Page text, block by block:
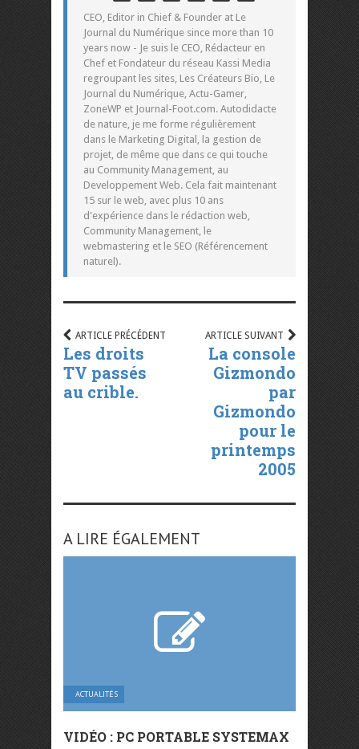
CEO, Editor in Chief & Founder at Le
Journal du Numérique since more than 10
years now - Je suis le CEO, Rédacteur en
Chef et Fondateur du réseau Kassi Media
regroupant les sites, Les Créateurs Bio, Le
Journal du Numérique, Actu-Gamer,
ZoneWP et Journal-Foot.com. Autodidacte
de nature, je me forme régulièrement
dans le Marketing Digital, la gestion de
projet, de même que dans ce qui touche
au Community Management, au
Developpement Web. Cela fait maintenant
15 sur le web, avec plus 10 ans
d'expérience dans le rédaction web,
Community Management, le
webmastering et le SEO (Référencement
naturel).
ARTICLE PRÉCÉDENT
Les droits
TV passés
au crible.
ARTICLE SUIVANT
La console
Gizmondo
par
Gizmondo
pour le
printemps
2005
A LIRE ÉGALEMENT
ACTUALITÉS
VIDÉO : PC PORTABLE SYSTEMAX